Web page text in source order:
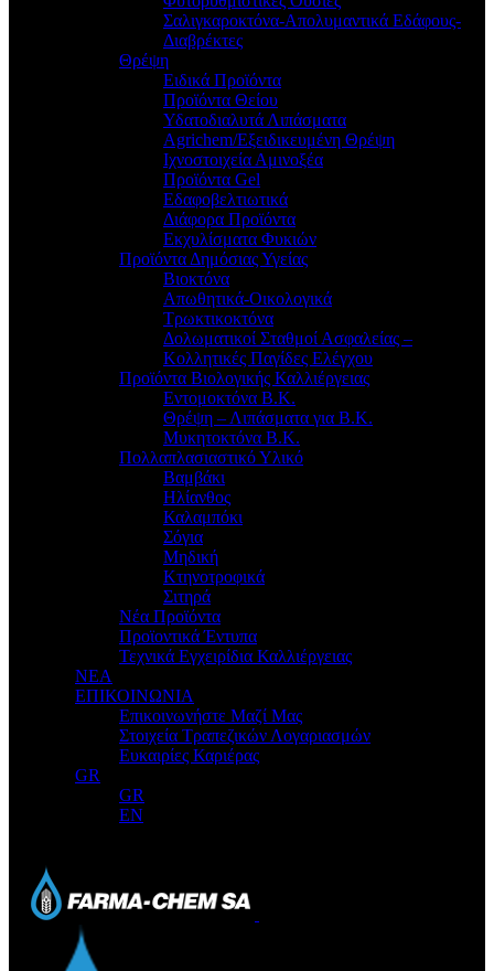
Σαλιγκαροκτόνα-Απολυμαντικά Εδάφους-
Διαβρέκτες
Θρέψη
Ειδικά Προϊόντα
Προϊόντα Θείου
Υδατοδιαλυτά Λιπάσματα
Agrichem/Εξειδικευμένη Θρέψη
Ιχνοστοιχεία Αμινοξέα
Προϊόντα Gel
Εδαφοβελτιωτικά
Διάφορα Προϊόντα
Εκχυλίσματα Φυκιών
Προϊόντα Δημόσιας Υγείας
Βιοκτόνα
Απωθητικά-Οικολογικά
Τρωκτικοκτόνα
Δολωματικοί Σταθμοί Ασφαλείας –
Κολλητικές Παγίδες Ελέγχου
Προϊόντα Βιολογικής Καλλιέργειας
Εντομοκτόνα Β.Κ.
Θρέψη – Λιπάσματα για Β.Κ.
Μυκητοκτόνα Β.Κ.
Πολλαπλασιαστικό Υλικό
Βαμβάκι
Ηλίανθος
Καλαμπόκι
Σόγια
Μηδική
Κτηνοτροφικά
Σιτηρά
Νέα Προϊόντα
Προϊοντικά Έντυπα
Τεχνικά Εγχειρίδια Καλλιέργειας
ΝΕΑ
ΕΠΙΚΟΙΝΩΝΙΑ
Επικοινωνήστε Μαζί Μας
Στοιχεία Τραπεζικών Λογαριασμών
Ευκαιρίες Καριέρας
GR
GR
EN